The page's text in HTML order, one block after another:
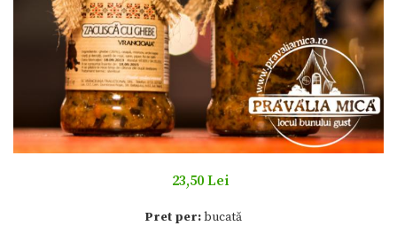
23,50 Lei
Pret per:bucată